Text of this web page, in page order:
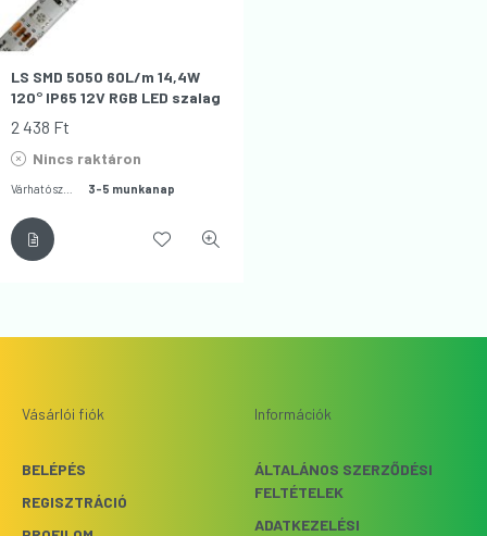
LS SMD 5050 60L/m 14,4W
120° IP65 12V RGB LED szalag
2 438 Ft
Nincs raktáron
3-5 munkanap
Vásárlói fiók
BELÉPÉS
REGISZTRÁCIÓ
Információk
ÁLTALÁNOS SZERZŐDÉSI
FELTÉTELEK
ADATKEZELÉSI